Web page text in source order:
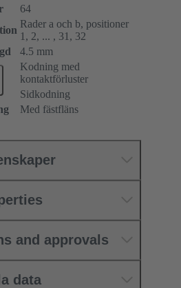
64
Rader a och b, positioner
1, 2, ... , 31, 32
4.5 mm
Kodning med
kontaktförluster
Sidkodning
Med fästfläns
and approvals
data